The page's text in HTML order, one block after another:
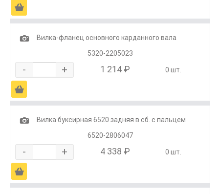
Ä
1
Вилка-фланец основного карданного вала
5320-2205023
- + 1 214 ₽ 0 шт.
Ä
1
Вилка буксирная 6520 задняя в сб. с пальцем
6520-2806047
- + 4 338 ₽ 0 шт.
Ä